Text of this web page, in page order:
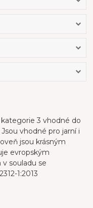
3 vhodné do
vhodné pro jarní i
jsou krásným
evropským
souladu se
1:2013